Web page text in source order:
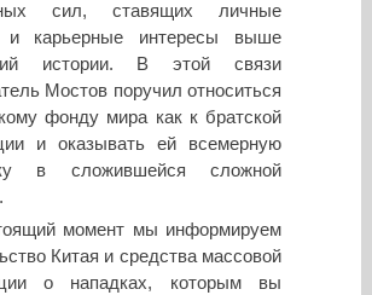
сил, ставящих личные
и карьерные интересы выше
истории. В этой связи
Мостов поручил относиться
фонду мира как к братской
и оказывать ей всемерную
в сложившейся сложной
момент мы информируем
Китая и средства массовой
о нападках, которым вы